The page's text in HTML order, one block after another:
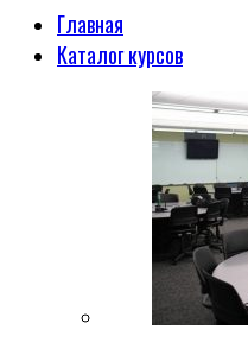
Главная
Каталог курсов